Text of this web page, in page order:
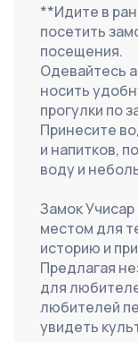
**Идите в
посетить
посещения.
Одевайтесь
носить
прогулки по
Принесите
и напитков,
воду и
Замок
местом для
историю и
Предлагая
для
любителей
увидеть